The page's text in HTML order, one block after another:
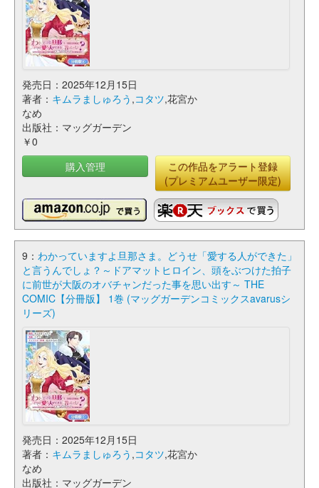
発売日：2025年12月15日
著者： キムラましゅろう ,コタツ,花宮か
なめ
出版社：マッグガーデン
￥0
購入管理
この作品をアラート登録
(プレミアムユーザー限定)
9： わかっていますよ旦那さま。どうせ「愛する人ができた」
と言うんでしょ？～ドアマットヒロイン、頭をぶつけた拍子
に前世が大阪のオバチャンだった事を思い出す～ THE
COMIC【分冊版】 1巻 (マッグガーデンコミックスavarusシ
リーズ)
発売日：2025年12月15日
著者： キムラましゅろう ,コタツ,花宮か
なめ
出版社：マッグガーデン